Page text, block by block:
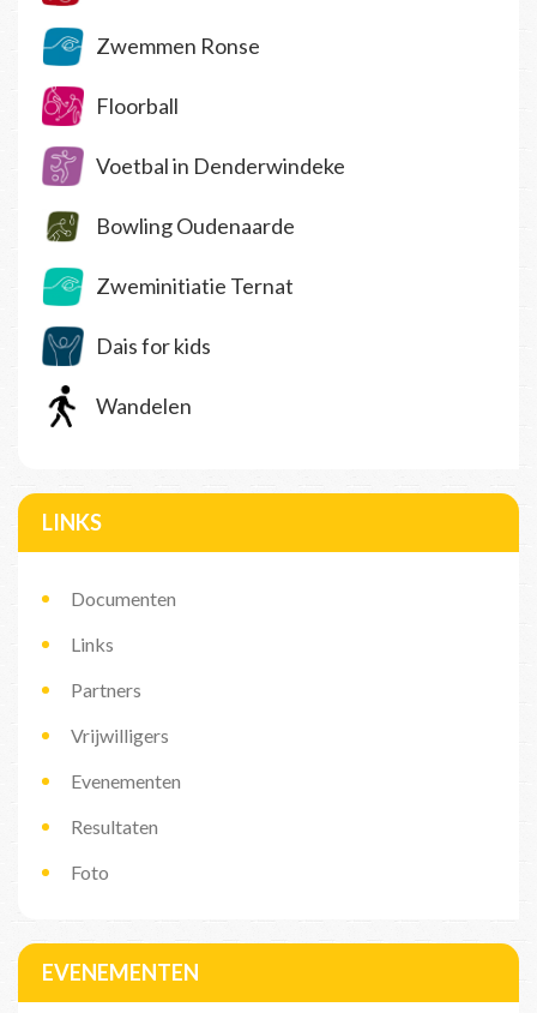
Zwemmen Ronse
Floorball
Voetbal in Denderwindeke
Bowling Oudenaarde
Zweminitiatie Ternat
Dais for kids
Wandelen
LINKS
Documenten
Links
Partners
Vrijwilligers
Evenementen
Resultaten
Foto
EVENEMENTEN